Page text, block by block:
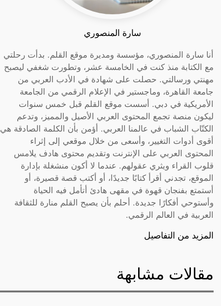
سارة المنصوري
أنا سارة المنصوري، مؤسسة ومديرة موقع القلم. بدأت رحلتي
مع الكتابة منذ كنت في الخامسة عشر، وتطورت شغفي ليصبح
مهنتي ورسالتي. حصلت على شهادة في الأدب العربي من
جامعة القاهرة، وماجستير في الإعلام الرقمي من الجامعة
الأمريكية في دبي. أسست موقع القلم قبل خمس سنوات
ليكون منصة تجمع المحتوى العربي الأصيل والمميز، وتدعم
الكتّاب الشباب في عالمنا العربي. أؤمن بأن الكلمة الصادقة هي
أقوى أدوات التغيير، وأسعى من خلال موقعي إلى إثراء
المحتوى العربي على الإنترنت وتقديم محتوى هادف يلامس
قلوب القراء ويثري عقولهم. عندما لا أكون منشغلة بإدارة
الموقع، تجدني أقرأ كتابًا جديدًا، أو أكتب قصة قصيرة، أو
أستمتع بفنجان قهوة في مقهى هادئ أتأمل فيه الحياة
وأستوحي أفكارًا جديدة. أحلم بأن يصبح القلم منارة للثقافة
العربية في العالم الرقمي.
المزيد من التفاصيل
مقالات مشابهة